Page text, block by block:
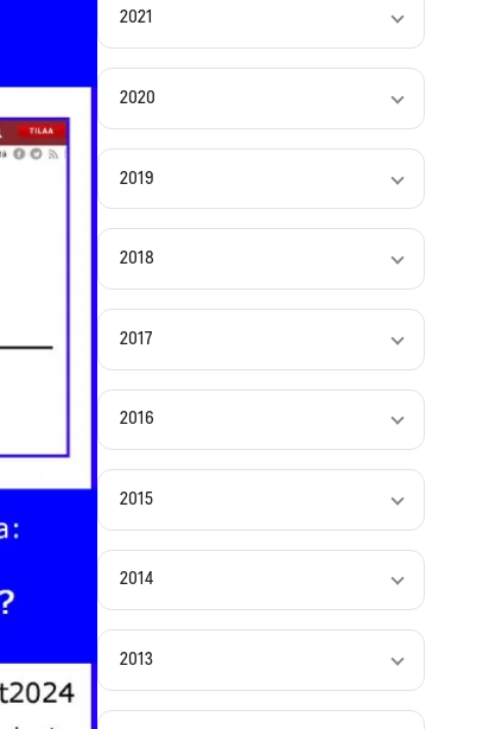
2021
2020
2019
2018
2017
2016
2015
2014
2013